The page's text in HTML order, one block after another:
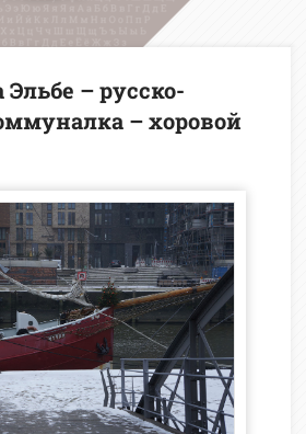
– русско-
– хоровой